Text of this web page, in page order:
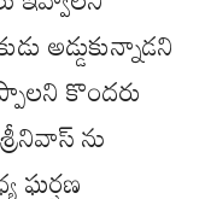
కొందరు
ను
ఘర్షణ